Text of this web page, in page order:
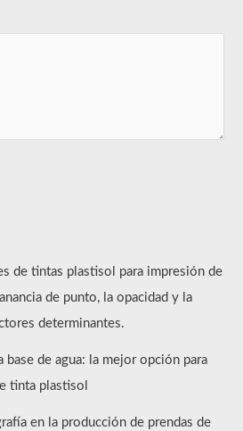
de tintas plastisol para impresión de
de punto, la opacidad y la
determinantes.
base de agua: la mejor opción para
tinta plastisol
en la producción de prendas de